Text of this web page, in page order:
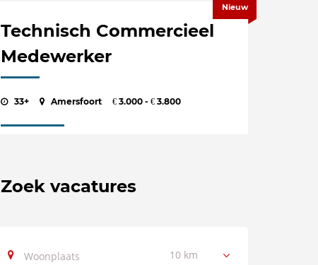
Technisch Commercieel
Medewerker
33+ Amersfoort € 3.000 - € 3.800
Nieuw
Zoek vacatures
10 km